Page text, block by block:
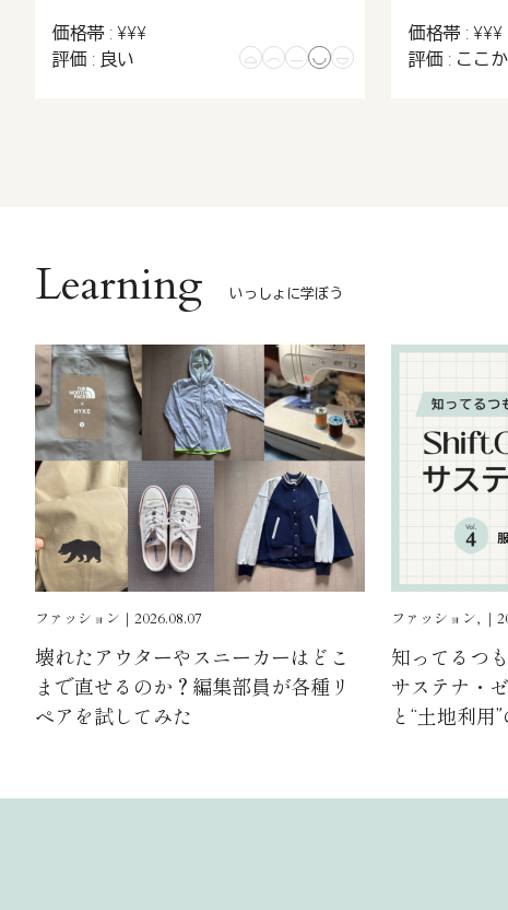
価格帯 : ¥¥¥
評価 : 良い
価格帯 : ¥¥¥
評価 : ここ
Learning いっしょに学ぼう
ファッション｜2026.08.07
壊れたアウターやスニーカーはどこ
まで直せるのか？編集部員が各種リ
ペアを試してみた
ファッション, ｜
知ってるつ
サステナ・
と“土地利用